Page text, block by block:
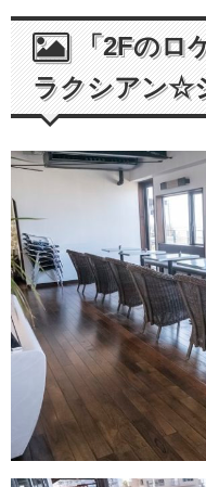
「2Fのロ
ラクシアン☆